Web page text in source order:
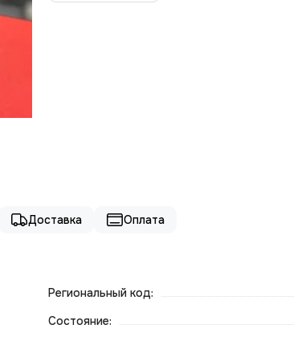
Доставка Оплата
Региональный код:
Состояние: